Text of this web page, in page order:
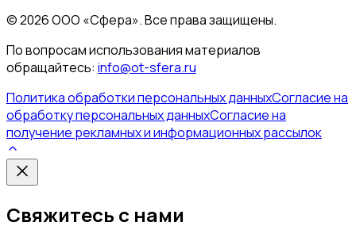
©2026ООО «Сфера». Все права защищены.
По вопросам использования материалов
обращайтесь: info@ot-sfera.ru
Политика обработки персональных данныхСогласие на
обработку персональных данныхСогласие на
получение рекламных и информационных рассылок
Свяжитесь с нами